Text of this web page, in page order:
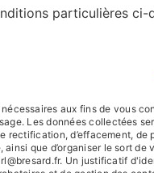
particulières ci-
aux fins de vous
Les données collectées
rectification, d’effacement,
que d’organiser le sort
Un justificatif